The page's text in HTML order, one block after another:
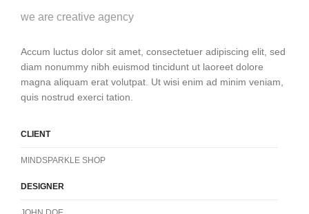
we are creative agency
Accum luctus dolor sit amet, consectetuer adipiscing elit, sed
diam nonummy nibh euismod tincidunt ut laoreet dolore
magna aliquam erat volutpat. Ut wisi enim ad minim veniam,
quis nostrud exerci tation.
CLIENT
MINDSPARKLE SHOP
DESIGNER